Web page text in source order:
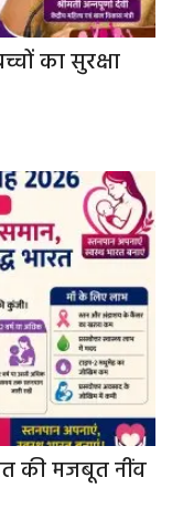
का सुरक्षा
की मजबूत नींव